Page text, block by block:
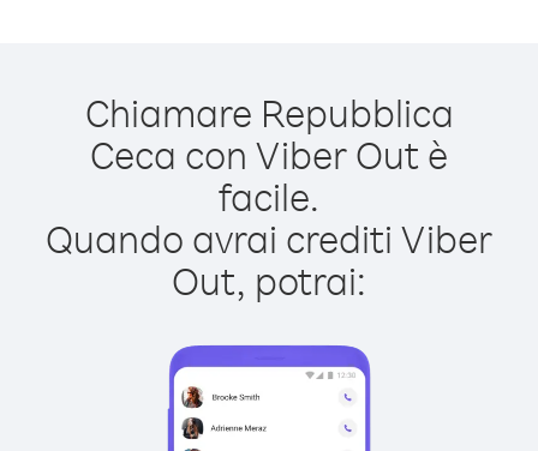
Chiamare Repubblica
Ceca con Viber Out è
facile.
Quando avrai crediti Viber
Out, potrai: